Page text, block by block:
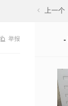
上一个
举报 -